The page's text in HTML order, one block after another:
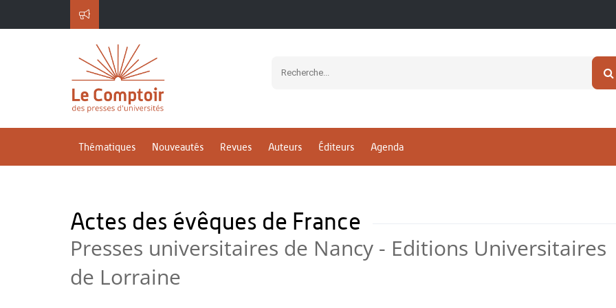
Thématiques Nouveautés Revues Auteurs Éditeurs Agenda
Actes des évêques de France
Presses universitaires de Nancy - Editions Universitaires
de Lorraine